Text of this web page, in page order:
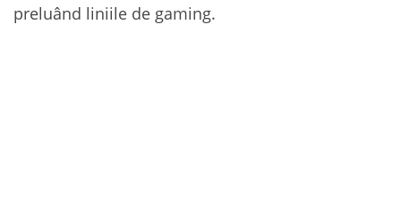
preluând liniile de gaming.